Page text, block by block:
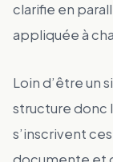
clarifie en
appliquée à
Loin d’être un
structure donc
s’inscrivent